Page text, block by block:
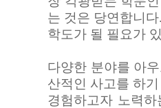
는 것은 당연합니
학도가 될 필요가
다양한 분야를 아
산적인 사고를 하
경험하고자 노력